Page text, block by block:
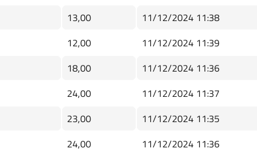
13,00
11/12/2024 11:38
12,00
11/12/2024 11:39
18,00
11/12/2024 11:36
24,00
11/12/2024 11:37
23,00
11/12/2024 11:35
24,00 11/12/2024 11:36